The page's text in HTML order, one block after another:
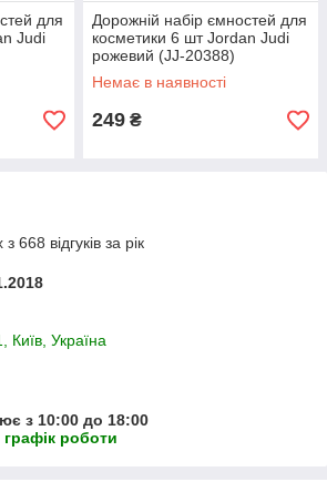
для
Judi
Дорожній набір ємностей для
косметики 6 шт Jordan Judi
рожевий (JJ-20388)
Немає в наявності
249 ₴
668 відгуків за рік
Київ, Україна
з 10:00 до 18:00
роботи